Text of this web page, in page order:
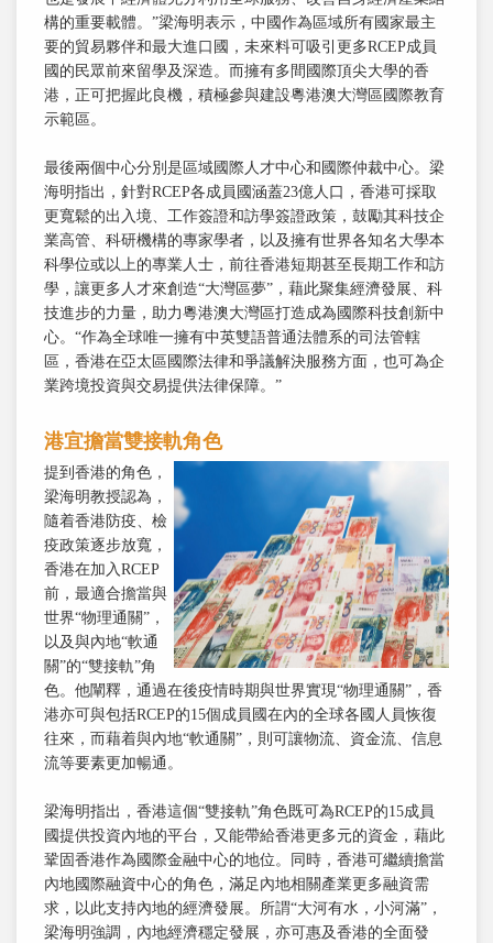
構的重要載體。”梁海明表示，中國作為區域所有國家最主
要的貿易夥伴和最大進口國，未來料可吸引更多RCEP成員
國的民眾前來留學及深造。而擁有多間國際頂尖大學的香
港，正可把握此良機，積極參與建設粵港澳大灣區國際教育
示範區。
最後兩個中心分別是區域國際人才中心和國際仲裁中心。梁
海明指出，針對RCEP各成員國涵蓋23億人口，香港可採取
更寬鬆的出入境、工作簽證和訪學簽證政策，鼓勵其科技企
業高管、科研機構的專家學者，以及擁有世界各知名大學本
科學位或以上的專業人士，前往香港短期甚至長期工作和訪
學，讓更多人才來創造“大灣區夢”，藉此聚集經濟發展、科
技進步的力量，助力粵港澳大灣區打造成為國際科技創新中
心。“作為全球唯一擁有中英雙語普通法體系的司法管轄
區，香港在亞太區國際法律和爭議解決服務方面，也可為企
業跨境投資與交易提供法律保障。”
港宜擔當雙接軌角色
提到香港的角色，
梁海明教授認為，
隨着香港防疫、檢
疫政策逐步放寬，
香港在加入RCEP
前，最適合擔當與
世界“物理通關”，
以及與內地“軟通
關”的“雙接軌”角
色。他闡釋，通過在後疫情時期與世界實現“物理通關”，香
港亦可與包括RCEP的15個成員國在內的全球各國人員恢復
往來，而藉着與內地“軟通關”，則可讓物流、資金流、信息
流等要素更加暢通。
梁海明指出，香港這個“雙接軌”角色既可為RCEP的15成員
國提供投資內地的平台，又能帶給香港更多元的資金，藉此
鞏固香港作為國際金融中心的地位。同時，香港可繼續擔當
內地國際融資中心的角色，滿足內地相關產業更多融資需
求，以此支持內地的經濟發展。所謂“大河有水，小河滿”，
梁海明強調，內地經濟穩定發展，亦可惠及香港的全面發